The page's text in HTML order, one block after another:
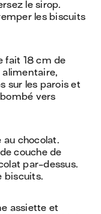
le sirop.
les biscuits
fait 18 cm de
sur les parois et
vers
au chocolat.
couche de
par-dessus.
biscuits.
assiette et